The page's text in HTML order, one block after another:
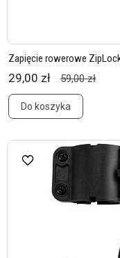
Zapięcie rowerowe
29,00 zł 59,00 zł
Do koszyka